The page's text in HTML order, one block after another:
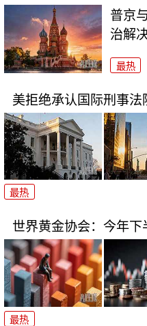
普京
治解
最热
美拒绝承认国际刑事
最热
世界黄金协会：今年
最热